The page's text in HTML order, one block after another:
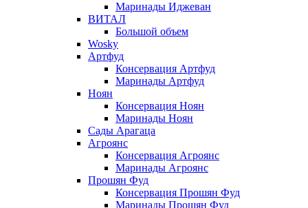
Маринады Иджеван
ВИТАЛ
Большой объем
Wosky
Артфуд
Консервация Артфуд
Маринады Артфуд
Ноян
Консервация Ноян
Маринады Ноян
Сады Арагаца
Агроянс
Консервация Агроянс
Маринады Агроянс
Прошян Фуд
Консервация Прошян Фуд
Маринады Прошян Фуд